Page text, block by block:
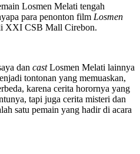
Losmen Melati tengah
para penonton film Losmen
XXI CSB Mall Cirebon.
dan castLosmen Melati lainnya
tontonan yang memuaskan,
karena cerita horornya yang
tapi juga cerita misteri dan
satu pemain yang hadir di acara